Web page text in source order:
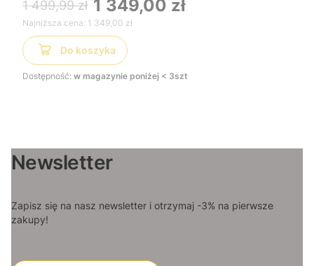
dużych trawników
1 499,99 zł 1 349,00 zł
Najniższa cena: 1 349,00 zł
Do koszyka
Dostępność: w magazynie poniżej < 3szt
Newsletter
Zapisz się na nasz newsletter i otrzymaj -3% na pierwsze
zakupy!